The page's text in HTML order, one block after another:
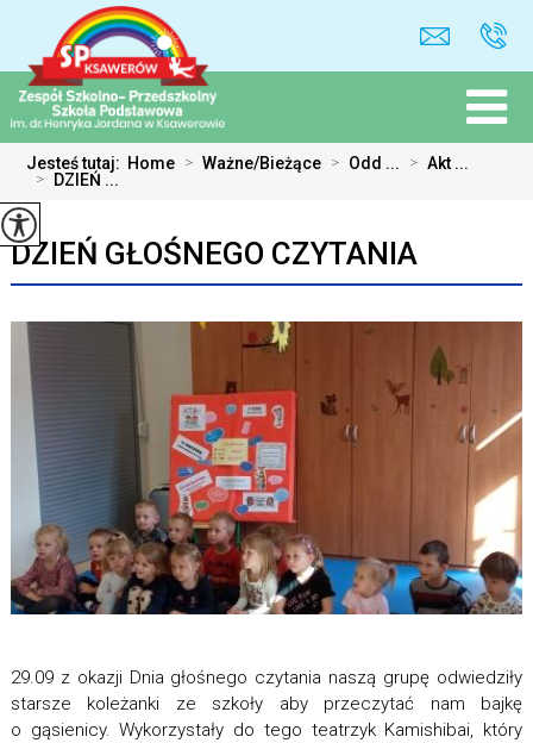
Jesteś tutaj: Home > Ważne/Bieżące > Odd ... > Akt ...
> DZIEŃ ...
DZIEŃ GŁOŚNEGO CZYTANIA
29.09 z okazji Dnia głośnego czytania naszą grupę odwiedziły
starsze koleżanki ze szkoły aby przeczytać nam bajkę
o gąsienicy. Wykorzystały do tego teatrzyk Kamishibai, który